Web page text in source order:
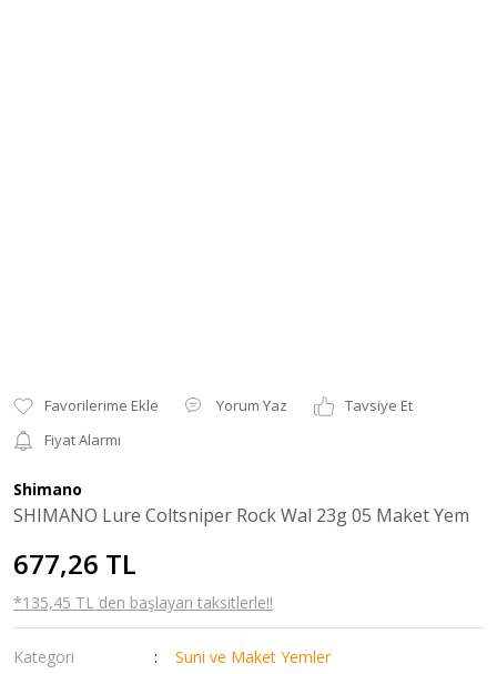
Yorum Yaz
Tavsiye Et
Fiyat Alarmı
Shimano
SHIMANO Lure Coltsniper Rock Wal 23g 05 Maket Yem
677,26 TL
*135,45 TL den başlayan taksitlerle!!
Kategori
Suni ve Maket Yemler